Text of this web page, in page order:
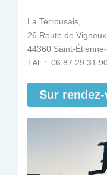
La Terrousais,
26 Route de
44360 Saint-
Tél. : 06 87 29 31
Sur